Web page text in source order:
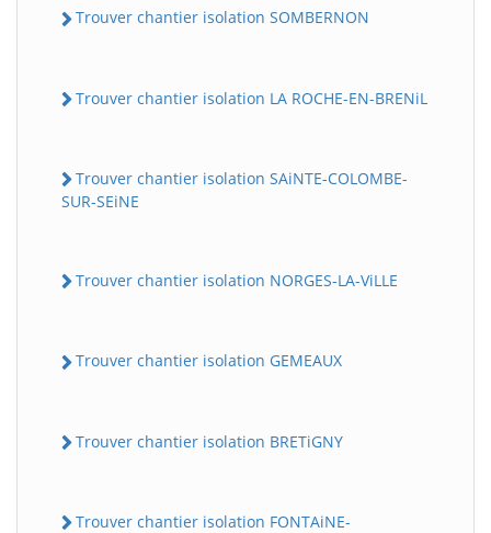
Trouver chantier isolation SOMBERNON
Trouver chantier isolation LA ROCHE-EN-BRENiL
Trouver chantier isolation SAiNTE-COLOMBE-
SUR-SEiNE
Trouver chantier isolation NORGES-LA-ViLLE
Trouver chantier isolation GEMEAUX
Trouver chantier isolation BRETiGNY
Trouver chantier isolation FONTAiNE-